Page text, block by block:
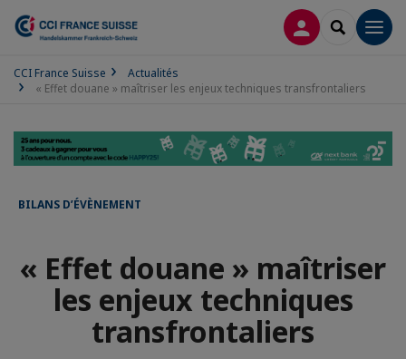
CONNEXION
CCI France Suisse
Actualités
« Effet douane » maîtriser les enjeux techniques transfrontaliers
BILANS D’ÉVÈNEMENT
« Effet douane » maîtriser
les enjeux techniques
transfrontaliers